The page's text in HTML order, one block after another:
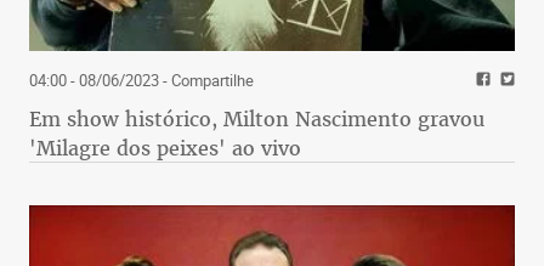
04:00 - 08/06/2023- Compartilhe
Em show histórico, Milton Nascimento gravou
'Milagre dos peixes' ao vivo